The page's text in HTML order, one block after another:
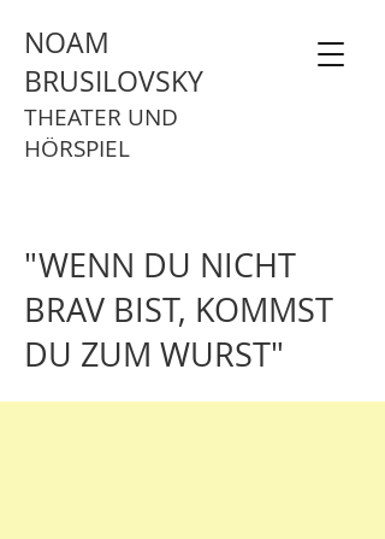
NOAM
BRUSILOVSKY
THEATER UND
HÖRSPIEL
"WENN DU NICHT
BRAV BIST, KOMMST
DU ZUM WURST"